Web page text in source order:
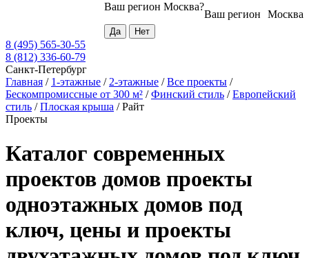
Москва
Ваш регион
Ваш регион Москва?
8 (495) 565-30-55
8 (812) 336-60-79
Санкт-Петербург
Главная / 1-этажные / 2-этажные /Все проекты /
Бескомпромиссные от 300 м² /Финский стиль /Европейский
стиль /Плоская крыша /Райт
Проекты
Каталог современных
проектов домов проекты
одноэтажных домов под
ключ, цены и проекты